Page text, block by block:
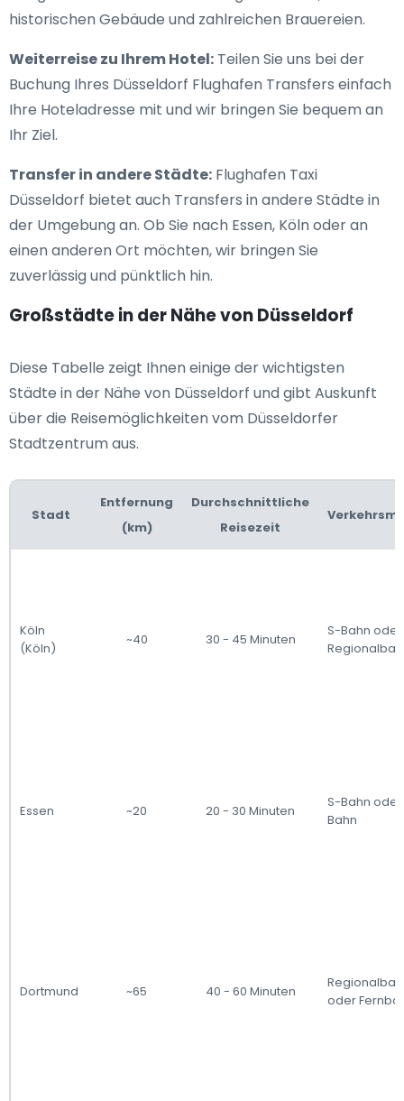
historischen Gebäude und zahlreichen Brauereien.
Weiterreise zu Ihrem Hotel: Teilen Sie uns bei der
Buchung Ihres Düsseldorf Flughafen Transfers einfach
Ihre Hoteladresse mit und wir bringen Sie bequem an
Ihr Ziel.
Transfer in andere Städte: Flughafen Taxi
Düsseldorf bietet auch Transfers in andere Städte in
der Umgebung an. Ob Sie nach Essen, Köln oder an
einen anderen Ort möchten, wir bringen Sie
zuverlässig und pünktlich hin.
Großstädte in der Nähe von Düsseldorf
Diese Tabelle zeigt Ihnen einige der wichtigsten
Städte in der Nähe von Düsseldorf und gibt Auskunft
über die Reisemöglichkeiten vom Düsseldorfer
Stadtzentrum aus.
Stadt
Entfernung
(km)
Durchschnittliche
Reisezeit
Köln
(Köln)
~40 30 - 45 Minuten
S-Bahn oder
Essen ~20 20 - 30 Minuten
S-Bahn
Bahn
Dortmund ~65 40 - 60 Minuten
oder